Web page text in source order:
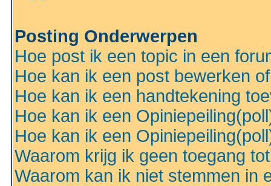
Posting Onderwerpen
Hoe post ik een topic in een
Hoe kan ik een post bewerken
Hoe kan ik een handtekening
Hoe kan ik een
Hoe kan ik een
Waarom krijg ik geen toegang
Waarom kan ik niet stemmen in